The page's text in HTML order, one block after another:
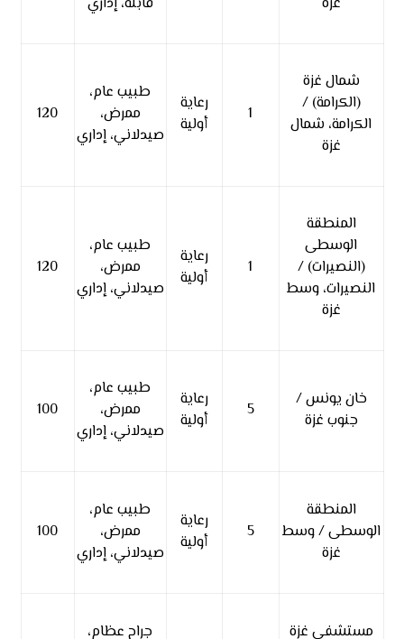
شمال غزة
(الكرامة) /
الكرامة، شمال
غزة
1
رعاية
أولية
طبيب عام،
ممرض،
صيدلاني، إداري
120
المنطقة
الوسطى
(النصيرات) /
النصيرات، وسط
غزة
1
رعاية
أولية
طبيب عام،
ممرض،
صيدلاني، إداري
120
خان يونس /
جنوب غزة
5
رعاية
أولية
طبيب عام،
ممرض،
صيدلاني، إداري
100
المنطقة
الوسطى / وسط
غزة
5
رعاية
أولية
طبيب عام،
ممرض،
صيدلاني، إداري
100
مستشفى غزة جراح عظام،